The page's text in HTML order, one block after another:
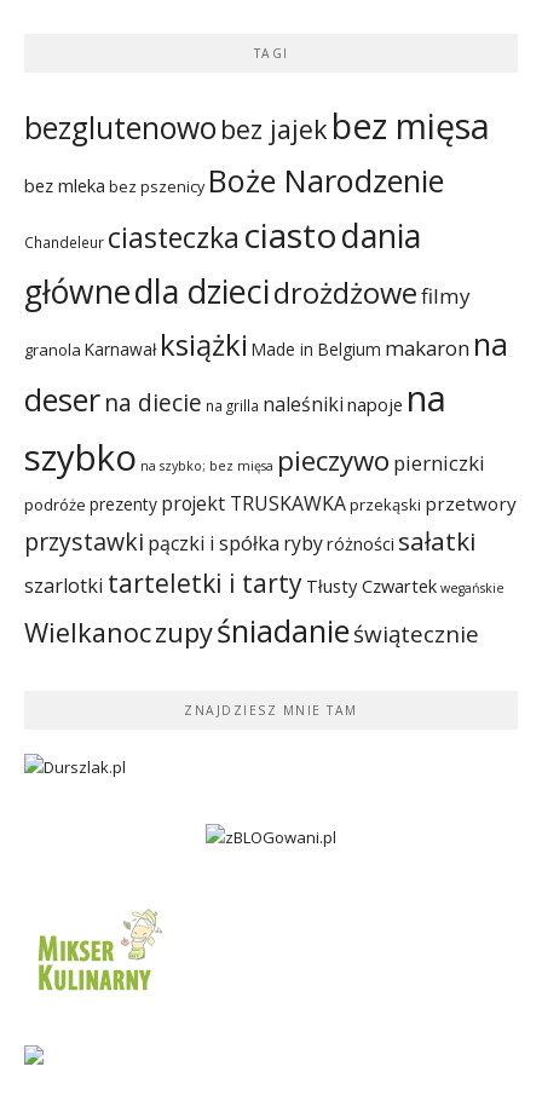
TAGI
bezglutenowo bez jajekbez mięsa
bez mleka bez pszenicy Boże Narodzenie
Chandeleur ciasteczka ciastodania
głównedla dziecidrożdżowefilmy
granola Karnawał książki Made in Belgium makaron na
deserna diecie na grilla naleśniki napoje na
szybko na szybko; bez mięsa pieczywo pierniczki
podróże prezenty projekt TRUSKAWKAprzekąski przetwory
przystawki pączki i spółka rybyróżności sałatki
szarlotki tarteletki i tarty Tłusty Czwartek wegańskie
Wielkanoczupyśniadanieświątecznie
ZNAJDZIESZ MNIE TAM